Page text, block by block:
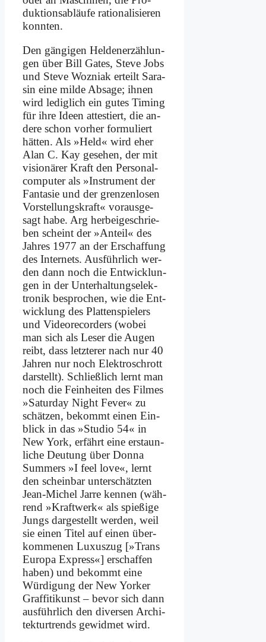
duk­ti­ons­ab­läu­fe ra­tio­na­li­sie­ren
konn­ten.
Den gän­gi­gen Hel­den­er­zäh­lun­
gen über Bill Gates, Ste­ve Jobs
und Ste­ve Woz­ni­ak er­teilt Sa­ra­
sin ei­ne mil­de Ab­sa­ge; ih­nen
wird le­dig­lich ein gu­tes Ti­ming
für ih­re Ideen at­te­stiert, die an­
de­re schon vor­her for­mu­liert
hät­ten. Als »Held« wird eher
Alan C. Kay ge­se­hen, der mit
vi­sio­nä­rer Kraft den Per­so­nal­
com­pu­ter als »In­stru­ment der
Fan­ta­sie und der gren­zen­lo­sen
Vor­stel­lungs­kraft« vor­aus­ge­
sagt ha­be. Arg her­bei­ge­schrie­
ben scheint der »An­teil« des
Jah­res 1977 an der Er­schaf­fung
des In­ter­nets. Aus­führ­lich wer­
den dann noch die Ent­wick­lun­
gen in der Un­ter­hal­tungs­elek­
tro­nik be­spro­chen, wie die Ent­
wick­lung des Plat­ten­spie­lers
und Vi­deo­re­cor­ders (wo­bei
man sich als Le­ser die Au­gen
reibt, dass letz­te­rer nach nur 40
Jah­ren nur noch Elek­tro­schrott
dar­stellt). Schließ­lich lernt man
noch die Fein­hei­ten des Fil­mes
»Sa­tur­day Night Fe­ver« zu
schät­zen, be­kommt ei­nen Ein­
blick in das »Stu­dio 54« in
New York, er­fährt ei­ne er­staun­
li­che Deu­tung über Don­na
Sum­mers »I feel love«, lernt
den schein­bar un­ter­schätz­ten
Jean-Mi­chel Jar­re ken­nen (wäh­
rend »Kraft­werk« als spie­ßi­ge
Jungs dar­ge­stellt wer­den, weil
sie ei­nen Ti­tel auf ei­nen über­
kom­me­nen Lu­xus­zug [»Trans
Eu­ro­pa Ex­press«] er­schaf­fen
ha­ben) und be­kommt ei­ne
Wür­di­gung der New Yor­ker
Graf­fi­ti­kunst – be­vor sich dann
aus­führ­lich den di­ver­sen Ar­chi­
tek­tur­trends ge­wid­met wird.